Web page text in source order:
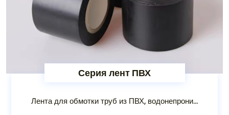
Серия лент ПВХ
Лента для обмотки труб из ПВХ, водонепрони...